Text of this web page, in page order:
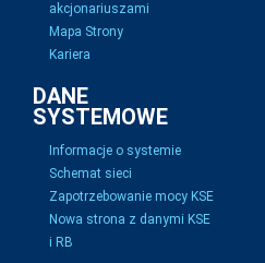
akcjonariuszami
Mapa Strony
Kariera
DANE
SYSTEMOWE
Informacje o systemie
Schemat sieci
Zapotrzebowanie mocy KSE
Nowa strona z danymi KSE
i RB